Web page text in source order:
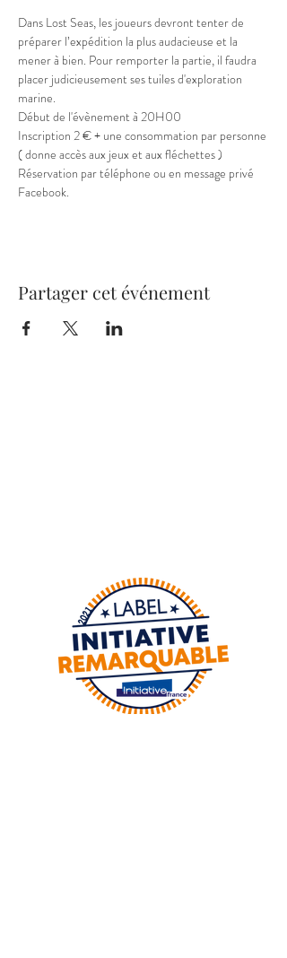
Dans Lost Seas, les joueurs devront tenter de
préparer l’expédition la plus audacieuse et la
mener à bien. Pour remporter la partie, il faudra
placer judicieusement ses tuiles d'exploration
marine.
Début de l'évènement à 20H00
Inscription 2 € + une consommation par personne
( donne accès aux jeux et aux fléchettes )
Réservation par téléphone ou en message privé
Facebook.
Partager cet événement